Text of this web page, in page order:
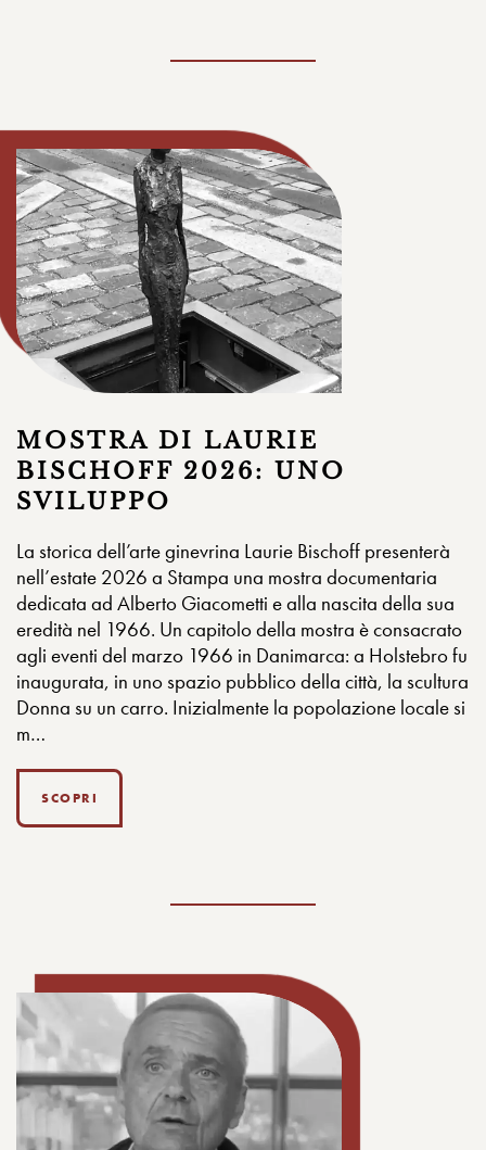
MOSTRA DI LAURIE
BISCHOFF 2026: UNO
SVILUPPO
La storica dell’arte ginevrina Laurie Bischoff presenterà
nell’estate 2026 a Stampa una mostra documentaria
dedicata ad Alberto Giacometti e alla nascita della sua
eredità nel 1966. Un capitolo della mostra è consacrato
agli eventi del marzo 1966 in Danimarca: a Holstebro fu
inaugurata, in uno spazio pubblico della città, la scultura
Donna su un carro. Inizialmente la popolazione locale si
m…
SCOPRI